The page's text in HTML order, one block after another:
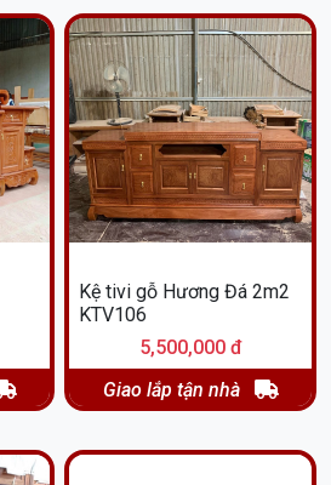
Kệ tivi gỗ Hương Đá 2m2
KTV106
5,500,000 đ
Giao lắp tận nhà